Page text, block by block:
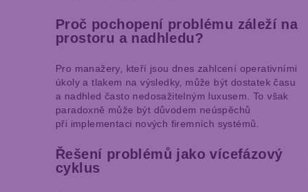
Proč pochopení problému záleží na
prostoru a nadhledu?
Pro manažery, kteří jsou dnes zahlcení operativními
úkoly a tlakem na výsledky, může být dostatek času
a nadhled často nedosažitelným luxusem. To však
paradoxně může být důvodem neúspěchů
při implementaci nových firemních systémů.
Řešení problémů jako vícefázový
cyklus